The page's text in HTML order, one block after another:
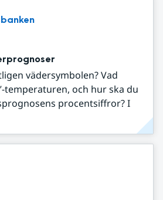
vädersymbolen? Vad
temperaturen, och hur ska du
procentsiffror? I